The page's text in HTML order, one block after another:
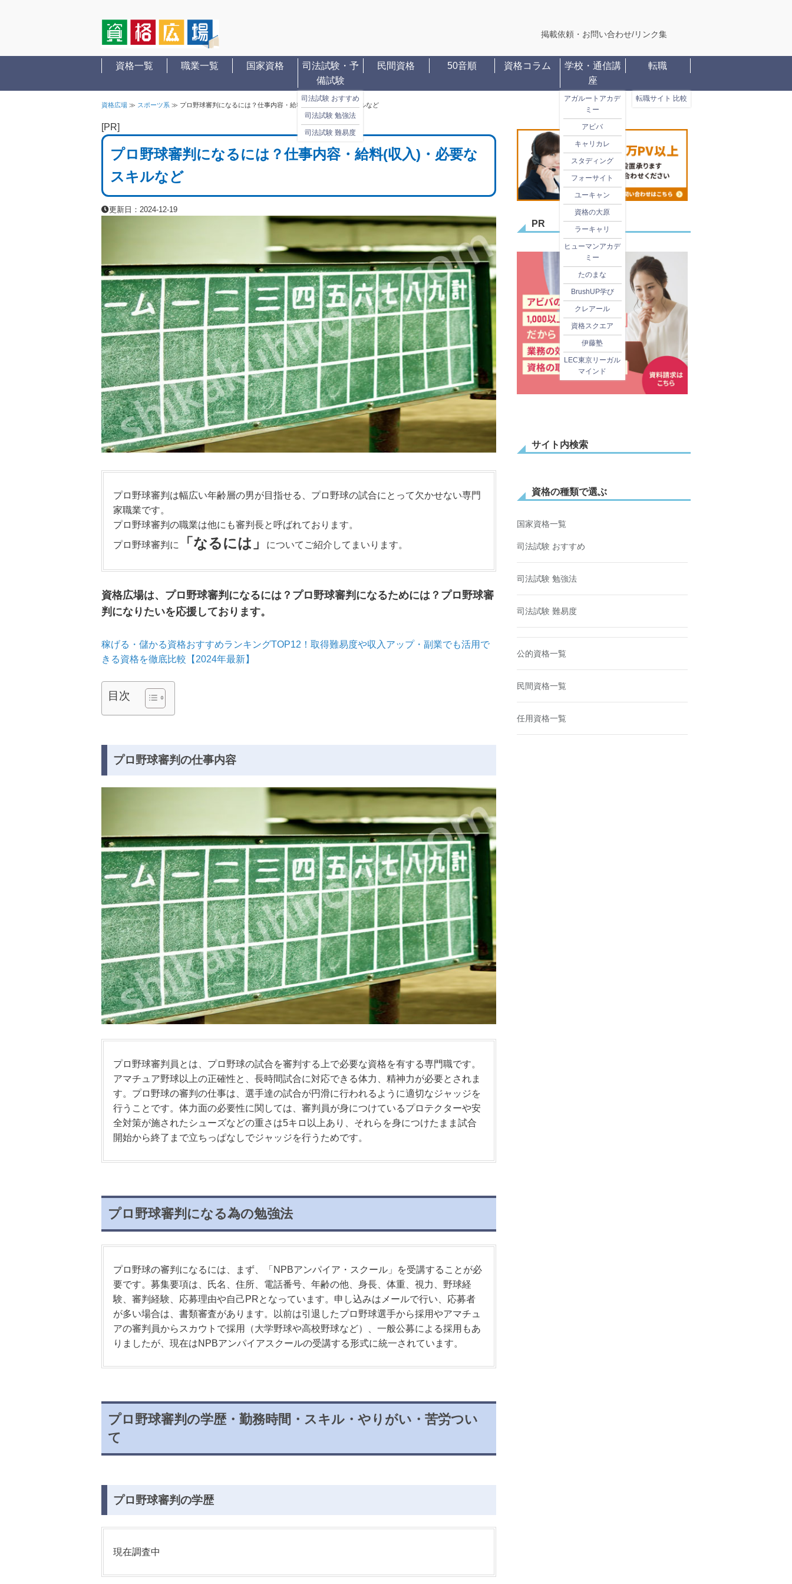
掲載依頼・お問い合わせ/リンク集
資格一覧 職業一覧 国家資格
司法試験・予
備試験
司法試験 おすすめ
司法試験 勉強法
司法試験 難易度
民間資格 50音順 資格コラム
学校・通信講
座
アガルートアカデ
ミー
アビバ
キャリカレ
スタディング
フォーサイト
ユーキャン
資格の大原
ラーキャリ
ヒューマンアカデ
ミー
たのまな
BrushUP学び
クレアール
資格スクエア
伊藤塾
LEC東京リーガル
マインド
転職
転職サイト 比較
資格広場 ≫ スポーツ系 ≫ プロ野球審判になるには？仕事内容・給料(収入)・必要なスキルなど
[PR]
プロ野球審判になるには？仕事内容・給料(収入)・必要な
スキルなど
更新日：2024-12-19
プロ野球審判は幅広い年齢層の男が目指せる、プロ野球の試合にとって欠かせない専門
家職業です。
プロ野球審判の職業は他にも審判長と呼ばれております。
プロ野球審判に
「なるには」 についてご紹介してまいります。
資格広場は、プロ野球審判になるには？プロ野球審判になるためには？プロ野球審
判になりたいを応援しております。
稼げる・儲かる資格おすすめランキングTOP12！取得難易度や収入アップ・副業でも活用で
きる資格を徹底比較【2024年最新】
目次
プロ野球審判の仕事内容
プロ野球審判員とは、プロ野球の試合を審判する上で必要な資格を有する専門職です。
アマチュア野球以上の正確性と、長時間試合に対応できる体力、精神力が必要とされま
す。プロ野球の審判の仕事は、選手達の試合が円滑に行われるように適切なジャッジを
行うことです。体力面の必要性に関しては、審判員が身につけているプロテクターや安
全対策が施されたシューズなどの重さは5キロ以上あり、それらを身につけたまま試合
開始から終了まで立ちっぱなしでジャッジを行うためです。
プロ野球審判になる為の勉強法
プロ野球の審判になるには、まず、「NPBアンパイア・スクール」を受講することが必
要です。募集要項は、氏名、住所、電話番号、年齢の他、身長、体重、視力、野球経
験、審判経験、応募理由や自己PRとなっています。申し込みはメールで行い、応募者
が多い場合は、書類審査があります。以前は引退したプロ野球選手から採用やアマチュ
アの審判員からスカウトで採用（大学野球や高校野球など）、一般公募による採用もあ
りましたが、現在はNPBアンパイアスクールの受講する形式に統一されています。
プロ野球審判の学歴・勤務時間・スキル・やりがい・苦労つい
て
プロ野球審判の学歴
現在調査中
PR
サイト内検索
資格の種類で選ぶ
国家資格一覧
司法試験 おすすめ
司法試験 勉強法
司法試験 難易度
公的資格一覧
民間資格一覧
任用資格一覧